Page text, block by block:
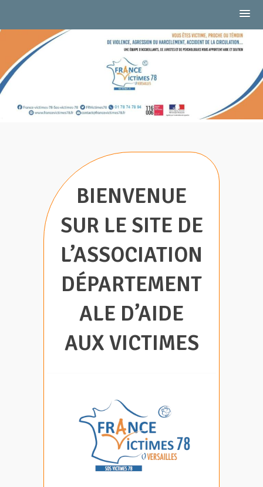
Skip
content
78
BIENVENUE
SUR LE SITE DE
L’ASSOCIATION
DÉPARTEMENT
ALE D’AIDE
AUX VICTIMES